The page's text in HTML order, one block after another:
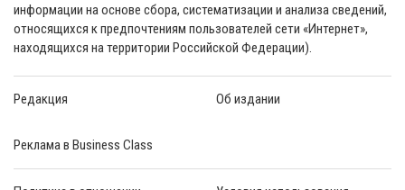
информации на основе сбора, систематизации и анализа сведений,
относящихся к предпочтениям пользователей сети «Интернет»,
находящихся на территории Российской Федерации).
Редакция Об издании
Реклама в Business Class